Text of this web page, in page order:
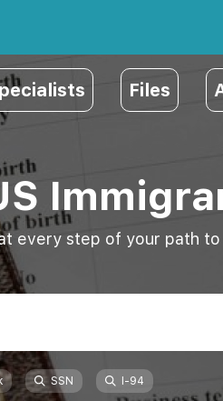
Files
every step of your path to
SSN I-94